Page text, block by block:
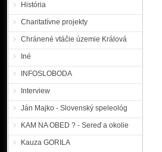
História
Charitatívne projekty
Chránené vtáčie územie Králová
Iné
INFOSLOBODA
Interview
Ján Majko - Slovenský speleológ
KAM NA OBED ? - Sereď a okolie
Kauza GORILA